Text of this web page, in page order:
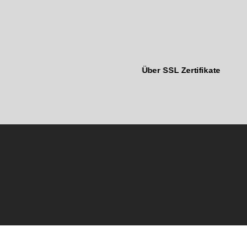
Über SSL Zertifikate